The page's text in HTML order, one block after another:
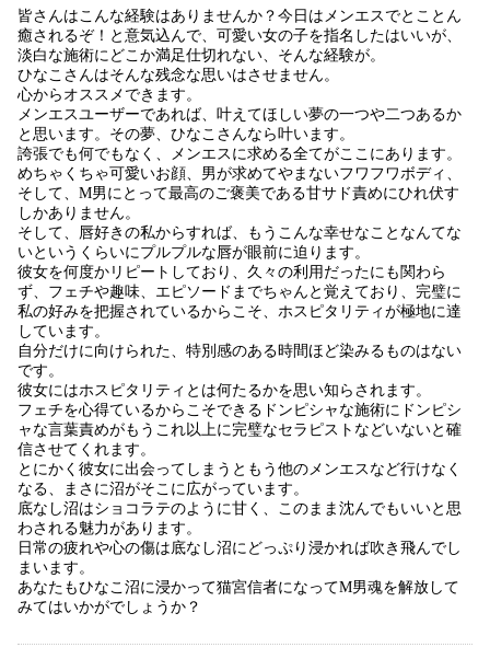
皆さんはこんな経験はありませんか？今日はメンエスでとことん
癒されるぞ！と意気込んで、可愛い女の子を指名したはいいが、
淡白な施術にどこか満足仕切れない、そんな経験が。
ひなこさんはそんな残念な思いはさせません。
心からオススメできます。
メンエスユーザーであれば、叶えてほしい夢の一つや二つあるか
と思います。その夢、ひなこさんなら叶います。
誇張でも何でもなく、メンエスに求める全てがここにあります。
めちゃくちゃ可愛いお顔、男が求めてやまないフワフワボディ、
そして、M男にとって最高のご褒美である甘サド責めにひれ伏す
しかありません。
そして、唇好きの私からすれば、もうこんな幸せなことなんてな
いというくらいにプルプルな唇が眼前に迫ります。
彼女を何度かリピートしており、久々の利用だったにも関わら
ず、フェチや趣味、エピソードまでちゃんと覚えており、完璧に
私の好みを把握されているからこそ、ホスピタリティが極地に達
しています。
自分だけに向けられた、特別感のある時間ほど染みるものはない
です。
彼女にはホスピタリティとは何たるかを思い知らされます。
フェチを心得ているからこそできるドンピシャな施術にドンピシ
ャな言葉責めがもうこれ以上に完璧なセラピストなどいないと確
信させてくれます。
とにかく彼女に出会ってしまうともう他のメンエスなど行けなく
なる、まさに沼がそこに広がっています。
底なし沼はショコラテのように甘く、このまま沈んでもいいと思
わされる魅力があります。
日常の疲れや心の傷は底なし沼にどっぷり浸かれば吹き飛んでし
まいます。
あなたもひなこ沼に浸かって猫宮信者になってM男魂を解放して
みてはいかがでしょうか？